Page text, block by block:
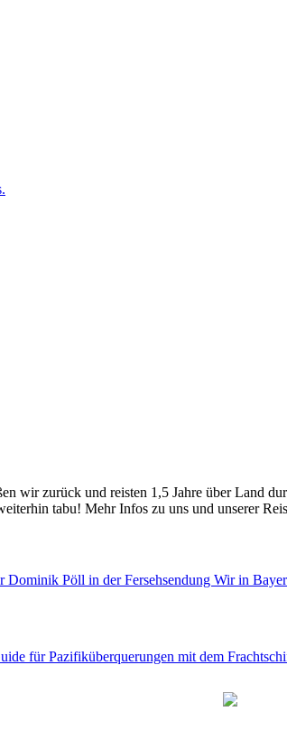
wir zurück und reisten 1,5 Jahre über Land
tabu! Mehr Infos zu uns und unserer